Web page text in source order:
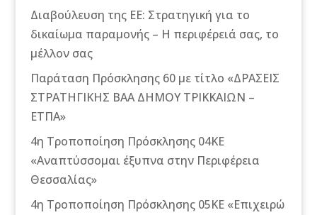
Διαβούλευση της ΕΕ: Στρατηγική για το
δικαίωμα παραμονής – Η περιφέρειά σας, το
μέλλον σας
Παράταση Πρόσκλησης 60 με τίτλο «ΔΡΑΣΕΙΣ
ΣΤΡΑΤΗΓΙΚΗΣ ΒΑΑ ΔΗΜΟΥ ΤΡΙΚΚΑΙΩΝ –
ΕΤΠΑ»
4η Τροποποίηση Πρόσκλησης 04ΚΕ
«Αναπτύσσομαι έξυπνα στην Περιφέρεια
Θεσσαλίας»
4η Τροποποίηση Πρόσκλησης 05ΚΕ «Επιχειρώ